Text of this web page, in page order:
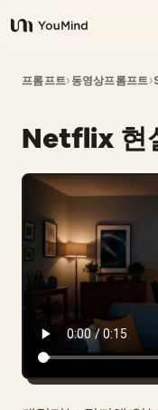
YouMind
개요
사용 사례
프롬프트
가격
다운로드
프롬프트› 동영상프롬프트›
Netflix 현